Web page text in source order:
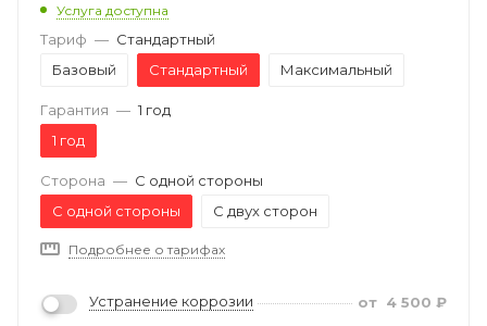
Услуга доступна
Тариф — Стандартный
Базовый
Стандартный Максимальный
Гарантия — 1 год
1 год
Сторона — С одной стороны
С одной стороны
С двух сторон
Подробнее о тарифах
Устранение коррозии от 4 500 ₽